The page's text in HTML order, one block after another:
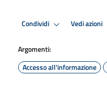
Condividi Vedi azioni
Argomenti:
Accesso all'informazione